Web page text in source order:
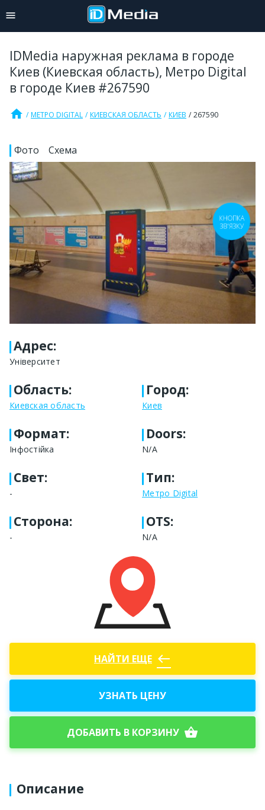
IDMedia наружная реклама в городе
Киев (Киевская область), Метро Digital
в городе Киев #267590
home МЕТРО DIGITAL КИЕВСКАЯ ОБЛАСТЬ КИЕВ 267590
Фото Схема
Адрес:
Університет
Область:
Киевская область
Город:
Киев
Формат:
Інфостійка
Doors:
N/A
Свет:
-
Тип:
Метро Digital
Сторона:
-
OTS:
N/A
НАЙТИ ЕЩЕ west
УЗНАТЬ ЦЕНУ
ДОБАВИТЬ В КОРЗИНУ shopping_basket
Описание
КНОПКА
ЗВ'ЯЗКУ